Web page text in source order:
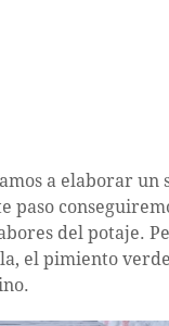
a elaborar un
paso
del potaje.
el pimiento